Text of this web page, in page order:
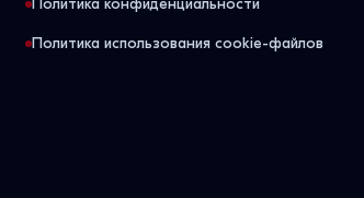
Политика конфиденциальности
Политика использования cookie-файлов